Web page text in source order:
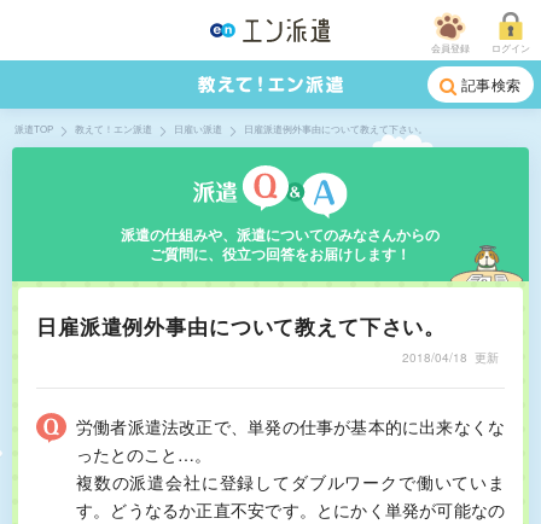
会員登録 ログイン
記事検索
派遣TOP 教えて！エン派遣 日雇い派遣 日雇派遣例外事由について教えて下さい。
派遣の仕組みや、派遣についてのみなさんからの
ご質問に、役立つ回答をお届けします！
日雇派遣例外事由について教えて下さい。
2018/04/18 更新
労働者派遣法改正で、単発の仕事が基本的に出来なくな
ったとのこと…。
複数の派遣会社に登録してダブルワークで働いていま
す。どうなるか正直不安です。とにかく単発が可能なの